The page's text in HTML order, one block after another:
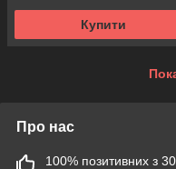
Купити
Про нас
100% позитивних з